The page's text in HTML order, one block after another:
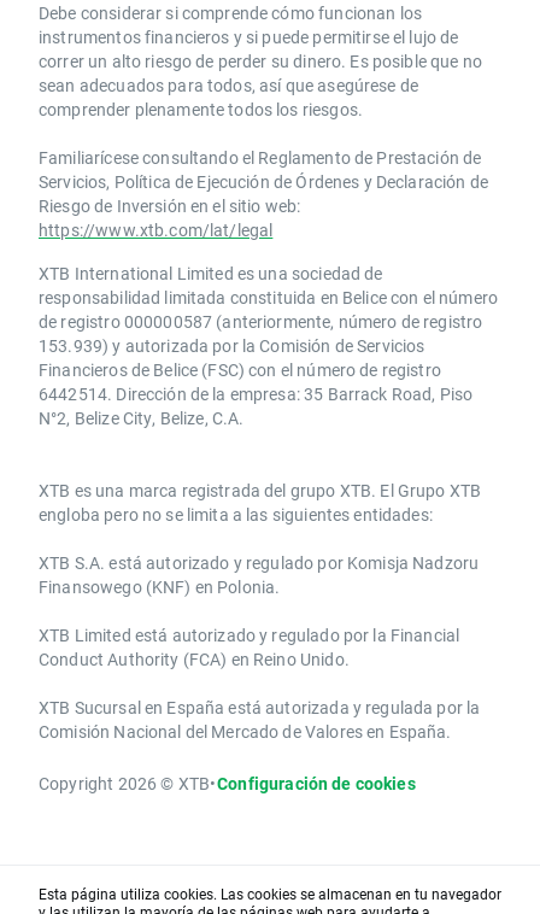
Debe considerar si comprende cómo funcionan los
instrumentos financieros y si puede permitirse el lujo de
correr un alto riesgo de perder su dinero. Es posible que no
sean adecuados para todos, así que asegúrese de
comprender plenamente todos los riesgos.
Familiarícese consultando el Reglamento de Prestación de
Servicios, Política de Ejecución de Órdenes y Declaración de
Riesgo de Inversión en el sitio web:
https://www.xtb.com/lat/legal
XTB International Limited es una sociedad de
responsabilidad limitada constituida en Belice con el número
de registro 000000587 (anteriormente, número de registro
153.939) y autorizada por la Comisión de Servicios
Financieros de Belice (FSC) con el número de registro
6442514. Dirección de la empresa: 35 Barrack Road, Piso
N°2, Belize City, Belize, C.A.
​​XTB es una marca registrada del grupo XTB. El Grupo XTB
engloba pero no se limita a las siguientes entidades:
XTB S.A.​ está autorizado y regulado por Komisja Nadzoru
Finansowego (KNF) ​en Polonia.
XTB Limited ​está autorizado y regulado por la ​Financial
Conduct Authority ​(FCA) en ​​Reino Unido.
XTB Sucursal en España está autorizada y regulada por la
Comisión Nacional del Mercado de Valores en España.
Copyright 2026 © XTB•Configuración de cookies
Esta página utiliza cookies. Las cookies se almacenan en tu navegador